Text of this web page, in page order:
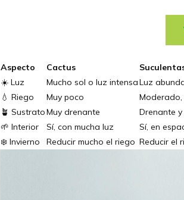
Aspecto Cactus
☀️ Luz
Mucho sol o luz intensaLuz
💧 Riego
Muy poco
🪴 SustratoMuy drenante
Drenante
🌱 Interior
Sí, con mucha luz
Sí, en
❄️ Invierno
Reducir mucho el riego Reducir el